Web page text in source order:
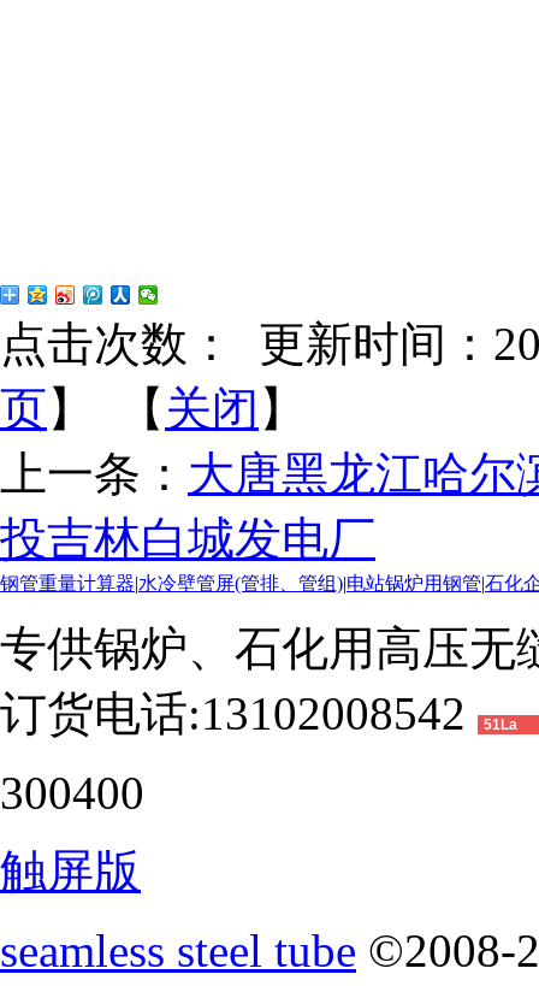
点击次数：
更新时间：
页】 【 关闭 】
上一条： 大唐黑龙江哈尔
投吉林白城发电厂
钢管重量计算器|水冷壁管屏(管排、管组)|电站锅炉用钢管|石化
专供锅炉、石化用高压无
订货电话:13102008542
51La
300400
触屏版
seamless steel tube ©2008-